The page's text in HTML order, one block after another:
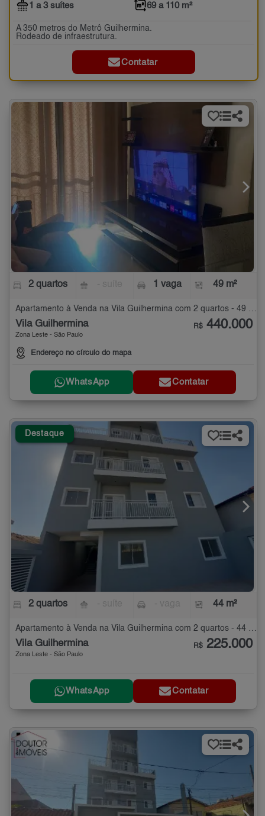
1 a 3 suítes 69 a 110 m²
A 350 metros do Metrô Guilhermina.
Rodeado de infraestrutura.
Contatar
2 quartos 1 vaga 49 m²
Apartamento à Venda na Vila Guilhermina com 2 quartos - 49 m²
Vila Guilhermina
Zona Leste - São Paulo
Endereço no círculo do mapa
R$ 440.000
WhatsApp Contatar
Destaque
2 quartos 44 m²
Vila Guilhermina
Zona Leste - São Paulo
R$ 225.000
WhatsApp Contatar